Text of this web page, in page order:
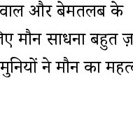
और बेमतलब के
मौन साधना बहुत
ने मौन का